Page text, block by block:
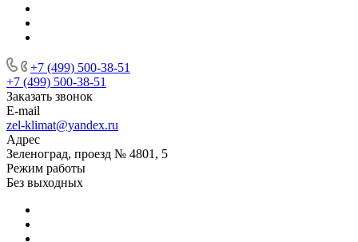
+7 (499) 500-38-51
+7 (499) 500-38-51
Заказать звонок
E-mail
zel-klimat@yandex.ru
Адрес
Зеленоград, проезд № 4801, 5
Режим работы
Без выходных